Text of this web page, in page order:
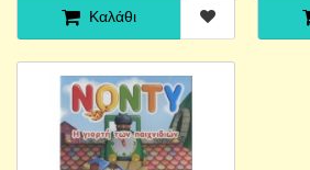
Καλάθι